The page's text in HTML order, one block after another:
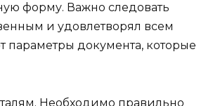
форму. Важно следовать
и удовлетворял всем
параметры документа, которые
Необходимо правильно